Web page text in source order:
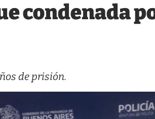
condenada
de prisión.